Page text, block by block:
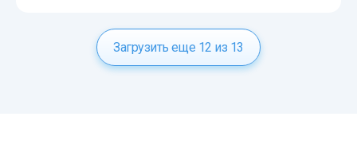
Загрузить еще 12 из 13